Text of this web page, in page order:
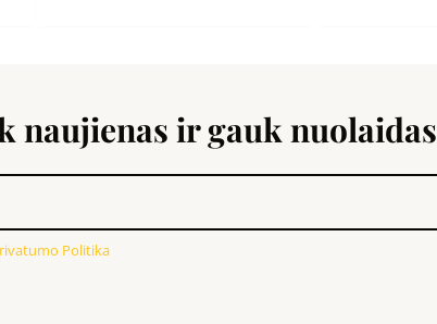
naujienas ir gauk nuolaidas
Politika